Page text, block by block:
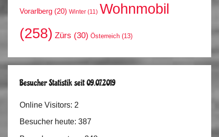
Vorarlberg (20) Winter (11) Wohnmobil
(258) Zürs (30) Österreich (13)
Besucher Statistik seit 09.07.2019
Online Visitors: 2
Besucher heute: 387